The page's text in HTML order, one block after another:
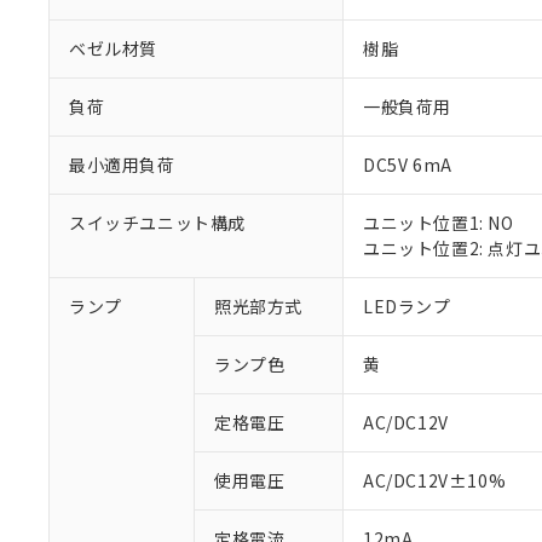
ベゼル材質 樹脂
負荷 一般負荷用
最小適用負荷 DC5V 6mA
スイッチユニット構成
ユニット位置1: NO
ユニット位置2: 点灯
ランプ 照光部方式 LEDランプ
ランプ色 黄
定格電圧 AC/DC12V
使用電圧 AC/DC12V±10%
ご利用条件
以下の条件をお
※1 対応状況
対応予定：EU
対応予定なし：
調査・確認中：
非該当品：ライセ
※1 中国